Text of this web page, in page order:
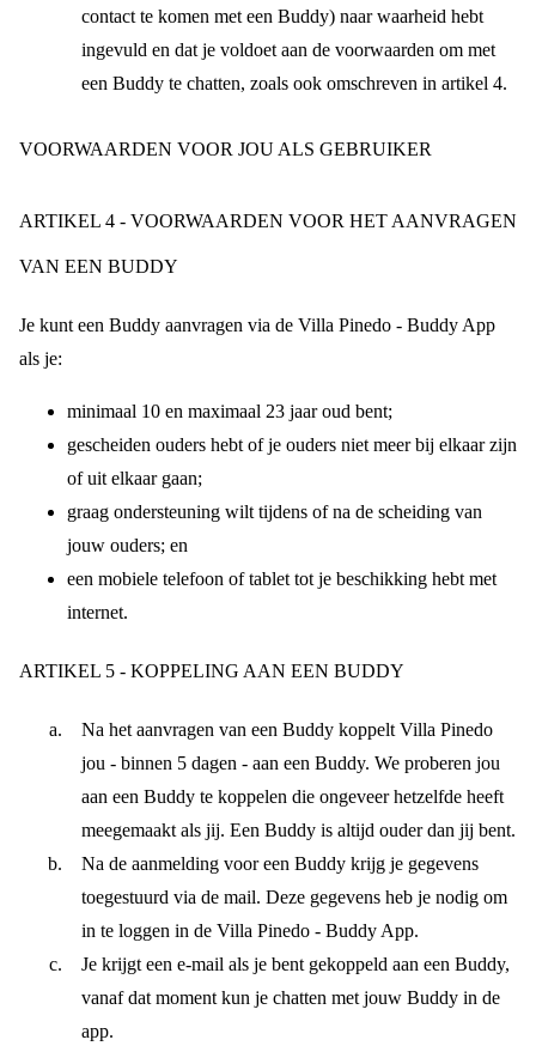
contact te komen met een Buddy) naar waarheid hebt
ingevuld en dat je voldoet aan de voorwaarden om met
een Buddy te chatten, zoals ook omschreven in artikel 4.
VOORWAARDEN VOOR JOU ALS GEBRUIKER
ARTIKEL 4 - VOORWAARDEN VOOR HET AANVRAGEN
VAN EEN BUDDY
Je kunt een Buddy aanvragen via de Villa Pinedo - Buddy App
als je:
minimaal 10 en maximaal 23 jaar oud bent;
gescheiden ouders hebt of je ouders niet meer bij elkaar zijn
of uit elkaar gaan;
graag ondersteuning wilt tijdens of na de scheiding van
jouw ouders; en
een mobiele telefoon of tablet tot je beschikking hebt met
internet.
ARTIKEL 5 - KOPPELING AAN EEN BUDDY
Na het aanvragen van een Buddy koppelt Villa Pinedo
jou - binnen 5 dagen - aan een Buddy. We proberen jou
aan een Buddy te koppelen die ongeveer hetzelfde heeft
meegemaakt als jij. Een Buddy is altijd ouder dan jij bent.
Na de aanmelding voor een Buddy krijg je gegevens
toegestuurd via de mail. Deze gegevens heb je nodig om
in te loggen in de Villa Pinedo - Buddy App.
Je krijgt een e-mail als je bent gekoppeld aan een Buddy,
vanaf dat moment kun je chatten met jouw Buddy in de
app.